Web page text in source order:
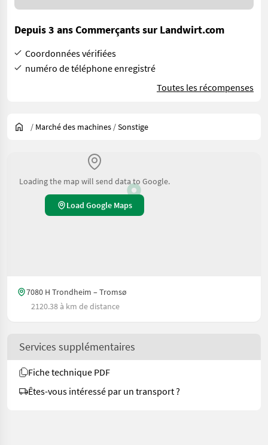
Depuis 3 ans Commerçants sur Landwirt.com
Coordonnées vérifiées
numéro de téléphone enregistré
Toutes les récompenses
/ Marché des machines /Sonstige
Loading the map will send data to Google.
Load Google Maps
7080 H Trondheim – Tromsø
2120.38 à km de distance
Services supplémentaires
Fiche technique PDF
Êtes-vous intéressé par un transport ?